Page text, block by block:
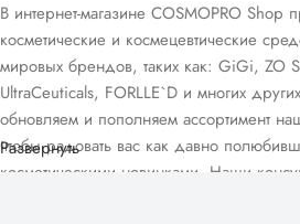
В интернет-магазине COSMOPRO Shop
косметические и космецевтические
мировых брендов, таких как: GiGi, ZO
UltraCeuticals, FORLLE`D и многих
обновляем и пополняем ассортимент
чтобы радовать вас как давно
косметическими новинками. Наши
Развернуть